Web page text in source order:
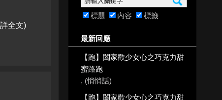
全文)
標題 內容 標籤
最新回應
【跑】闔家歡少女心之巧克力甜
蜜路跑
, (悄悄話)
【跑】闔家歡少女心之巧克力甜